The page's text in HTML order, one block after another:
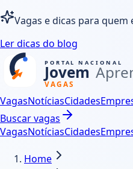
Vagas e dicas para
Ler dicas do blog
VagasNotíciasCidades
Buscar vagas
VagasNotíciasCidades
Home